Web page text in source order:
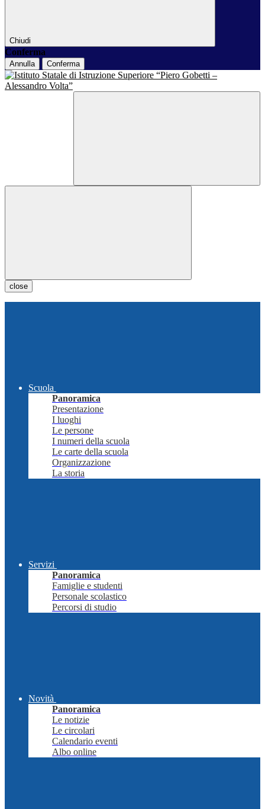
Chiudi
Conferma
Annulla Conferma
close
Scuola
Panoramica
Presentazione
I luoghi
Le persone
I numeri della scuola
Le carte della scuola
Organizzazione
La storia
Servizi
Panoramica
Famiglie e studenti
Personale scolastico
Percorsi di studio
Novità
Panoramica
Le notizie
Le circolari
Calendario eventi
Albo online